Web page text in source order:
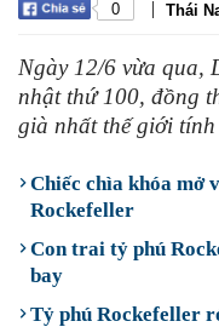
0 | Thái
Ngày 12/6 vừa qua,
nhật thứ 100, đồng
già nhất thế giới
Chiếc chìa khóa mở
Rockefeller
Con trai tỷ phú
bay
Tỷ phú Rockefeller